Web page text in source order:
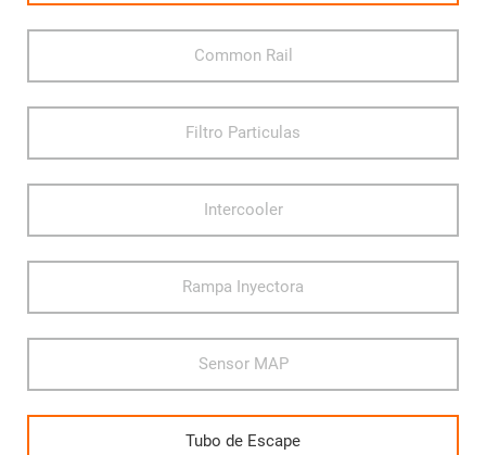
Common Rail
Filtro Particulas
Intercooler
Rampa Inyectora
Sensor MAP
Tubo de Escape